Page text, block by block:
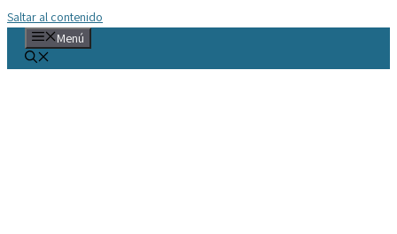
Saltar al contenido
Menú